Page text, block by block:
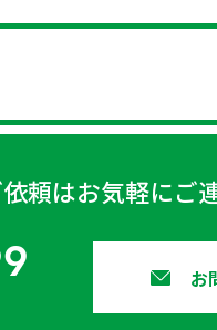
頼はお気軽にご
お